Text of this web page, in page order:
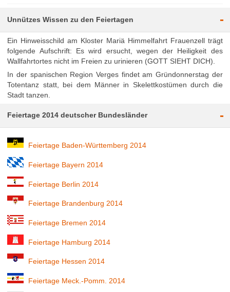
Unnützes Wissen zu den Feiertagen -
Ein Hinweisschild am Kloster Mariä Himmelfahrt Frauenzell trägt
folgende Aufschrift: Es wird ersucht, wegen der Heiligkeit des
Wallfahrtortes nicht im Freien zu urinieren (GOTT SIEHT DICH).
In der spanischen Region Verges findet am Gründonnerstag der
Totentanz statt, bei dem Männer in Skelettkostümen durch die
Stadt tanzen.
Feiertage 2014 deutscher Bundesländer -
Feiertage Baden-Württemberg 2014
Feiertage Bayern 2014
Feiertage Berlin 2014
Feiertage Brandenburg 2014
Feiertage Bremen 2014
Feiertage Hamburg 2014
Feiertage Hessen 2014
Feiertage Meck.-Pomm. 2014